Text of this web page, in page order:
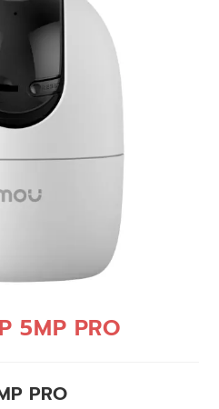
5MP PRO
PRO